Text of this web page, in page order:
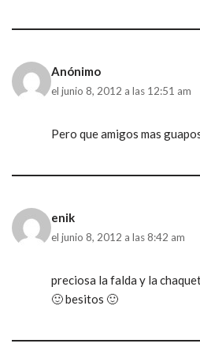
Anónimo
el junio 8, 2012 a las 12:51 am
Pero que amigos mas
enik
el junio 8, 2012 a las 8:42 am
preciosa la falda y la
🙂 besitos 🙂